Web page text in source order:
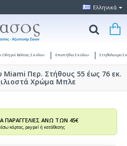
Ελληνικά
Οδηγοί Βόλτας Σκύλου Επιστήθιο Σκύλου Στηθόλουρο
Περ. Στήθους 55 έως 76 εκ.
Χρώμα Μπλε
ΠΑΡΑΓΓΕΛΙΕΣ ΑΝΩ ΤΩΝ 45€
κάρτας, paypal ή κατάθεσης